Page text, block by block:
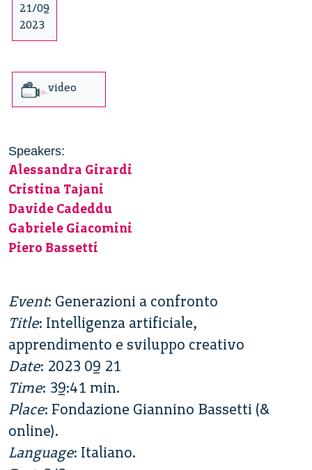
21/09
2023
video
Speakers:
Alessandra Girardi
Cristina Tajani
Davide Cadeddu
Gabriele Giacomini
Piero Bassetti
Event: Generazioni a confronto
Title: Intelligenza artificiale,
apprendimento e sviluppo creativo
Date: 2023 09 21
Time: 39:41 min.
Place: Fondazione Giannino Bassetti (&
online).
Language: Italiano.